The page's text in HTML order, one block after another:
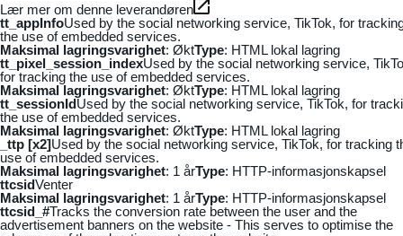
Lær mer om denne leverandøren
tt_appInfoUsed by the social networking service, TikTok, for
the use of embedded services.
Maksimal lagringsvarighet: ØktType: HTML lokal lagring
tt_pixel_session_indexUsed by the social networking service,
for tracking the use of embedded services.
Maksimal lagringsvarighet: ØktType: HTML lokal lagring
tt_sessionIdUsed by the social networking service, TikTok, for
the use of embedded services.
Maksimal lagringsvarighet: ØktType: HTML lokal lagring
_ttp [x2]Used by the social networking service, TikTok, for tracking
use of embedded services.
Maksimal lagringsvarighet: 1 årType: HTTP-informasjonskapsel
ttcsidVenter
Maksimal lagringsvarighet: 1 årType: HTTP-informasjonskapsel
ttcsid_#Tracks the conversion rate between the user and the
advertisement banners on the website - This serves to optimise the